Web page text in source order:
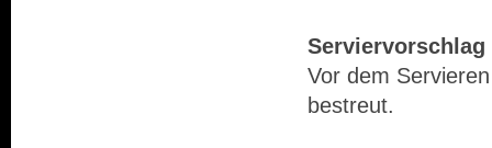
Serviervorschlag
Vor dem
bestreut.